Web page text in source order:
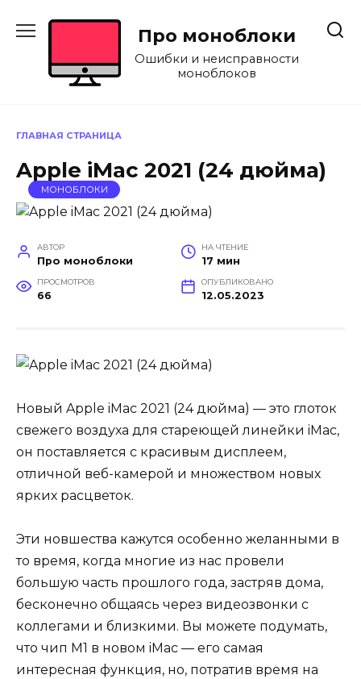
Про моноблоки
Ошибки и неисправности
моноблоков
ГЛАВНАЯ СТРАНИЦА
Apple iMac 2021 (24 дюйма)
МОНОБЛОКИ
АВТОР
Про моноблоки
НА ЧТЕНИЕ
17 мин
ПРОСМОТРОВ
66
ОПУБЛИКОВАНО
12.05.2023
Новый Apple iMac 2021 (24 дюйма) — это глоток
свежего воздуха для стареющей линейки iMac,
он поставляется с красивым дисплеем,
отличной веб-камерой и множеством новых
ярких расцветок.
Эти новшества кажутся особенно желанными в
то время, когда многие из нас провели
большую часть прошлого года, застряв дома,
бесконечно общаясь через видеозвонки с
коллегами и близкими. Вы можете подумать,
что чип M1 в новом iMac — его самая
интересная функция, но, потратив время на